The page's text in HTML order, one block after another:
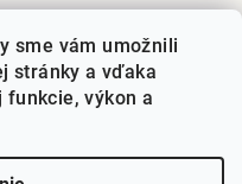
sme vám umožnili
stránky a vďaka
výkon a